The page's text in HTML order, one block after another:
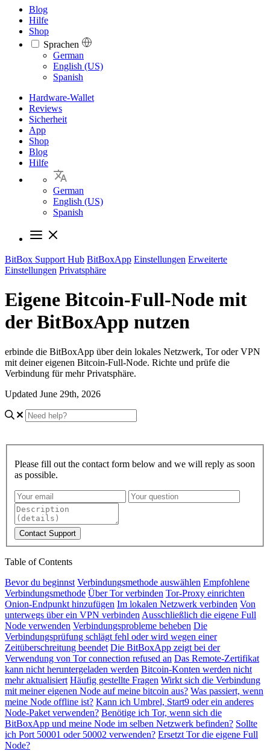
Blog
Hilfe
Shop
Sprachen
Languages
German
English (US)
Spanish
Hardware-Wallet
Reviews
Sicherheit
App
Shop
Blog
Hilfe
German
English (US)
Spanish
BitBox Support Hub BitBoxApp Einstellungen Erweiterte
Einstellungen Privatsphäre
Eigene Bitcoin-Full-Node mit
der BitBoxApp nutzen
erbinde die BitBoxApp über dein lokales Netzwerk, Tor oder VPN
mit deiner eigenen Bitcoin-Full-Node. Richte und prüfe die
Verbindung für mehr Privatsphäre.
Updated June 29th, 2026
Please fill out the contact form below and we will reply as soon
as possible.
Contact Support
Table of Contents
Bevor du beginnst Verbindungsmethode auswählen Empfohlene
Verbindungsmethode Über Tor verbinden Tor-Proxy einrichten
Onion-Endpunkt hinzufügen Im lokalen Netzwerk verbinden Von
unterwegs über ein VPN verbinden Ausschließlich die eigene Full
Node verwenden Verbindungsprobleme beheben Die
Verbindungsprüfung schlägt fehl oder wird wegen einer
Zeitüberschreitung beendet Die BitBoxApp zeigt bei der
Verwendung von Tor connection refused an Das Remote-Zertifikat
kann nicht heruntergeladen werden Bitcoin-Konten werden nicht
mehr aktualisiert Häufig gestellte Fragen Wirkt sich die Verbindung
mit meiner eigenen Node auf meine bitcoin aus? Was passiert, wenn
meine Node offline ist? Kann ich Umbrel, Start9 oder ein anderes
Node-Paket verwenden? Benötige ich Tor, wenn sich die
BitBoxApp und meine Node im selben Netzwerk befinden? Sollte
ich Port 50001 oder 50002 verwenden? Ersetzt Tor die eigene Full
Node?